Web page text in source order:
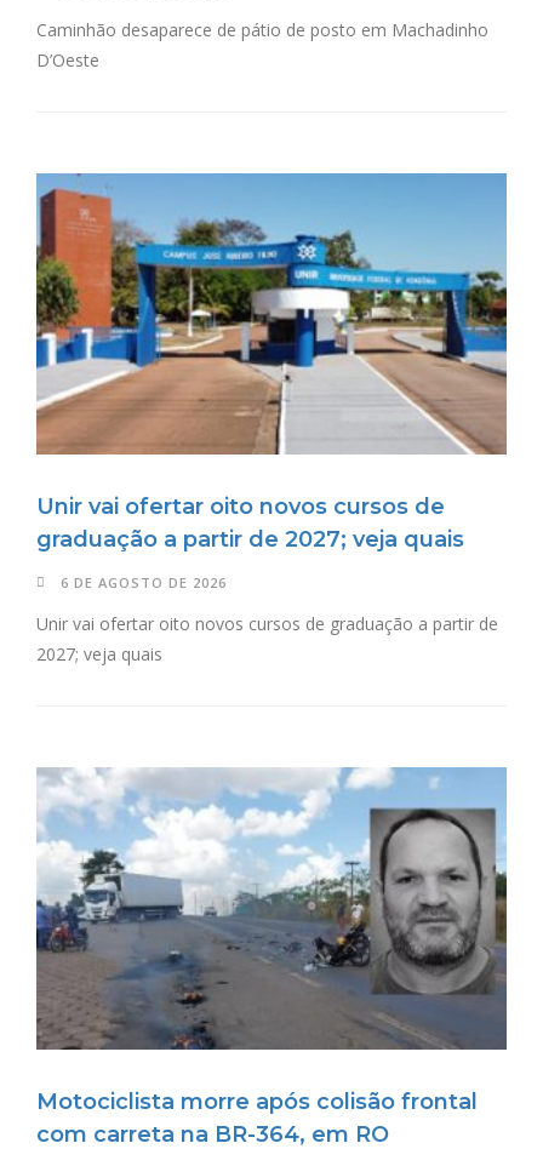
Caminhão desaparece de pátio de posto em Machadinho
D’Oeste
Unir vai ofertar oito novos cursos de
graduação a partir de 2027; veja quais
6 DE AGOSTO DE 2026
Unir vai ofertar oito novos cursos de graduação a partir de
2027; veja quais
Motociclista morre após colisão frontal
com carreta na BR-364, em RO